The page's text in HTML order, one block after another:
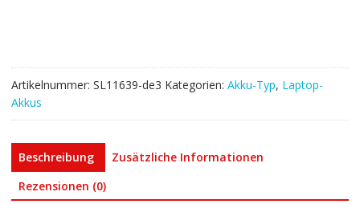
271
Menge
Artikelnummer: SL11639-de3 Kategorien: Akku-Typ, Laptop-
Akkus
Beschreibung
Zusätzliche Informationen
Rezensionen (0)